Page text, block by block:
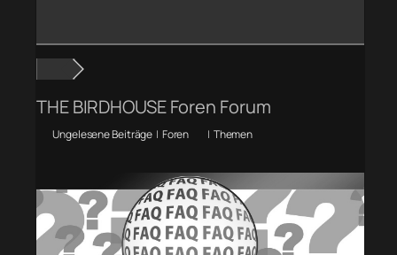
THE BIRDHOUSE Foren Forum
Ungelesene Beiträge | Foren | Themen